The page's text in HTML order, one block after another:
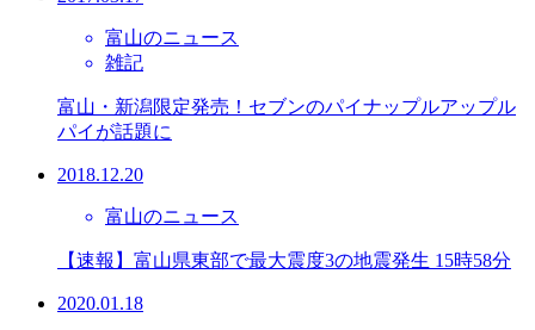
富山のニュース
雑記
富山・新潟限定発売！セブンのパイナップルアップル
パイが話題に
2018.12.20
富山のニュース
【速報】富山県東部で最大震度3の地震発生 15時58分
2020.01.18